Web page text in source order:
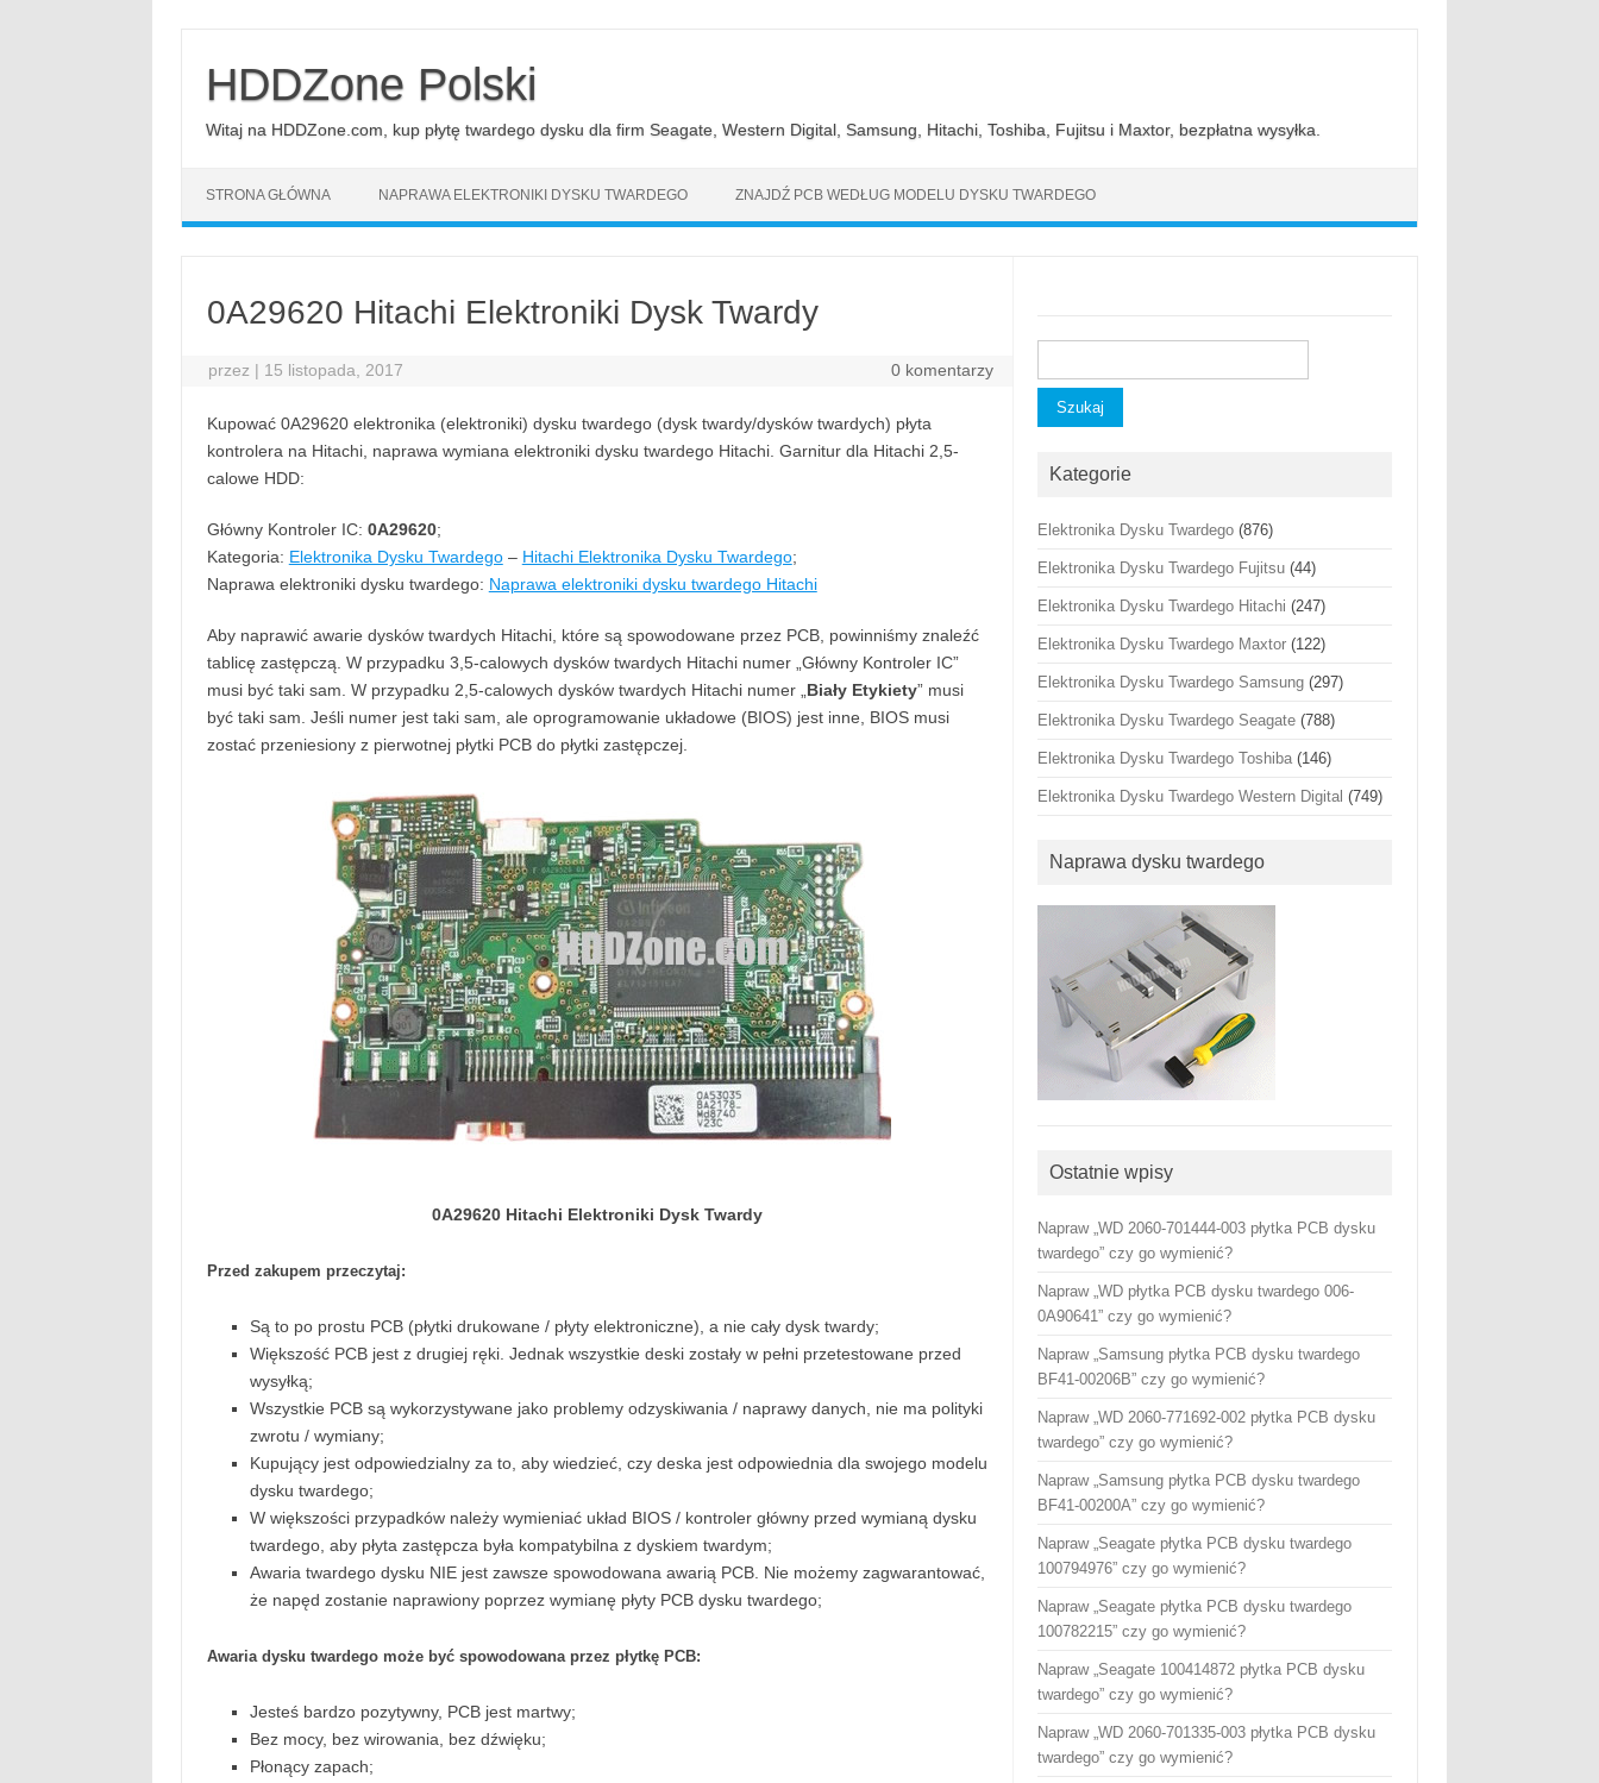
treściHDDZone Polski
Witaj na HDDZone.com, kup płytę twardego dysku dla firm Seagate, Western Digital, Samsung, Hitachi, Toshiba, Fujitsu i Maxtor, bezpłatna wysyłka.
STRONA GŁÓWNA NAPRAWA ELEKTRONIKI DYSKU TWARDEGO ZNAJDŹ PCB WEDŁUG MODELU DYSKU TWARDEGO
0A29620 Hitachi Elektroniki Dysk Twardy
przez | 15 listopada, 2017 0 komentarzy
Kupować 0A29620 elektronika (elektroniki) dysku twardego (dysk twardy/dysków twardych) płyta
kontrolera na Hitachi, naprawa wymiana elektroniki dysku twardego Hitachi. Garnitur dla Hitachi 2,5-
calowe HDD:
Główny Kontroler IC: 0A29620;
Kategoria: Elektronika Dysku Twardego– Hitachi Elektronika Dysku Twardego;
Naprawa elektroniki dysku twardego: Naprawa elektroniki dysku twardego Hitachi
Aby naprawić awarie dysków twardych Hitachi, które są spowodowane przez PCB, powinniśmy znaleźć
tablicę zastępczą. W przypadku 3,5-calowych dysków twardych Hitachi numer „Główny Kontroler IC”
musi być taki sam. W przypadku 2,5-calowych dysków twardych Hitachi numer „ Biały Etykiety” musi
być taki sam. Jeśli numer jest taki sam, ale oprogramowanie układowe (BIOS) jest inne, BIOS musi
zostać przeniesiony z pierwotnej płytki PCB do płytki zastępczej.
0A29620 Hitachi Elektroniki Dysk Twardy
Przed zakupem przeczytaj:
Są to po prostu PCB (płytki drukowane / płyty elektroniczne), a nie cały dysk twardy;
Większość PCB jest z drugiej ręki. Jednak wszystkie deski zostały w pełni przetestowane przed
wysyłką;
Wszystkie PCB są wykorzystywane jako problemy odzyskiwania / naprawy danych, nie ma polityki
zwrotu / wymiany;
Kupujący jest odpowiedzialny za to, aby wiedzieć, czy deska jest odpowiednia dla swojego modelu
dysku twardego;
W większości przypadków należy wymieniać układ BIOS / kontroler główny przed wymianą dysku
twardego, aby płyta zastępcza była kompatybilna z dyskiem twardym;
Awaria twardego dysku NIE jest zawsze spowodowana awarią PCB. Nie możemy zagwarantować,
że napęd zostanie naprawiony poprzez wymianę płyty PCB dysku twardego;
Awaria dysku twardego może być spowodowana przez płytkę PCB:
Jesteś bardzo pozytywny, PCB jest martwy;
Bez mocy, bez wirowania, bez dźwięku;
Płonący zapach;
Kategorie
Elektronika Dysku Twardego (876)
Elektronika Dysku Twardego Fujitsu (44)
Elektronika Dysku Twardego Hitachi (247)
Elektronika Dysku Twardego Maxtor (122)
Elektronika Dysku Twardego Samsung (297)
Elektronika Dysku Twardego Seagate (788)
Elektronika Dysku Twardego Toshiba (146)
Elektronika Dysku Twardego Western Digital (749)
Naprawa dysku twardego
Ostatnie wpisy
Napraw „WD 2060-701444-003 płytka PCB dysku
twardego” czy go wymienić?
Napraw „WD płytka PCB dysku twardego 006-
0A90641” czy go wymienić?
Napraw „Samsung płytka PCB dysku twardego
BF41-00206B” czy go wymienić?
Napraw „WD 2060-771692-002 płytka PCB dysku
twardego” czy go wymienić?
Napraw „Samsung płytka PCB dysku twardego
BF41-00200A” czy go wymienić?
Napraw „Seagate płytka PCB dysku twardego
100794976” czy go wymienić?
Napraw „Seagate płytka PCB dysku twardego
100782215” czy go wymienić?
Napraw „Seagate 100414872 płytka PCB dysku
twardego” czy go wymienić?
Napraw „WD 2060-701335-003 płytka PCB dysku
twardego” czy go wymienić?